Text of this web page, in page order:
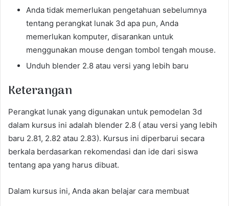
Anda tidak memerlukan pengetahuan sebelumnya
tentang perangkat lunak 3d apa pun, Anda
memerlukan komputer, disarankan untuk
menggunakan mouse dengan tombol tengah mouse.
Unduh blender 2.8 atau versi yang lebih baru
Keterangan
Perangkat lunak yang digunakan untuk pemodelan 3d
dalam kursus ini adalah blender 2.8 ( atau versi yang lebih
baru 2.81, 2.82 atau 2.83). Kursus ini diperbarui secara
berkala berdasarkan rekomendasi dan ide dari siswa
tentang apa yang harus dibuat.
Dalam kursus ini, Anda akan belajar cara membuat